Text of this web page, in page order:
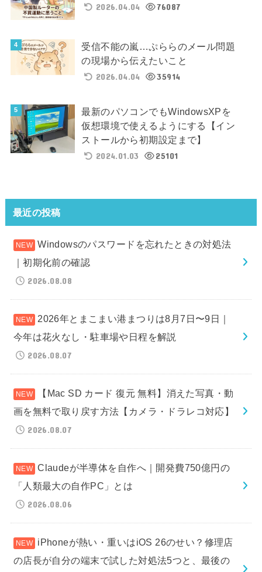
2026.04.04
76087
受信不能の嵐…ぷららのメール問題
の現場から伝えたいこと
2026.04.04
35914
最新のパソコンでもWindowsXPを
仮想環境で使えるようにする【イン
ストールから初期設定まで】
2024.01.03
25101
最近の投稿
Windowsのパスワードを忘れたときの対処法
｜初期化前の確認
2026.08.08
2026年とまこまい港まつりは8月7日〜9日｜
今年は花火なし・駐車場や日程を解説
2026.08.07
【Mac SD カード 復元 無料】消えた写真・動
画を無料で取り戻す方法【カメラ・ドラレコ対応】
2026.08.07
Claudeが半導体を自作へ｜開発費750億円の
「人類最大の自作PC」とは
2026.08.06
iPhoneが熱い・重いはiOS 26のせい？修理店
の店長が自分の端末で試した対処法5つと、最後の